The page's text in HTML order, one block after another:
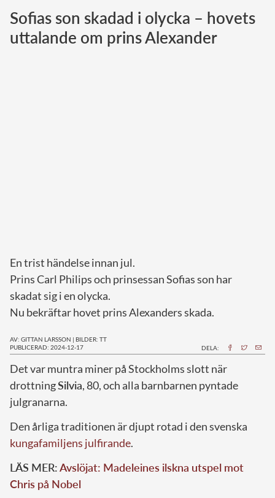
Norska kungahuset
Danska kungahuset
Sofias son skadad i olycka – hovets
uttalande om prins Alexander
En trist händelse innan jul.
Prins Carl Philips och prinsessan Sofias son har
skadat sig i en olycka.
Nu bekräftar hovet prins Alexanders skada.
AV: GITTAN LARSSON | BILDER: TT
PUBLICERAD: 2024-12-17
DELA:
Det var muntra miner på Stockholms slott när
drottningSilvia, 80, och alla barnbarnen pyntade
julgranarna.
Den årliga traditionen är djupt rotad i den svenska
kungafamiljens julfirande.
LÄS MER:Avslöjat: Madeleines ilskna utspel mot
Chris på Nobel